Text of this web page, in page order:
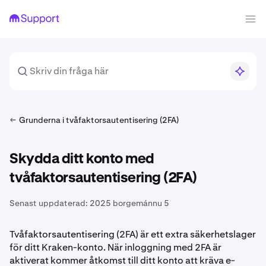
Grunderna i tvåfaktorsautentisering (2FA)
Skydda ditt konto med
tvåfaktorsautentisering (2FA)
Senast uppdaterad: 2025 borgemánnu 5
Tvåfaktorsautentisering (2FA) är ett extra säkerhetslager
för ditt Kraken-konto. När inloggning med 2FA är
aktiverat kommer åtkomst till ditt konto att kräva e-